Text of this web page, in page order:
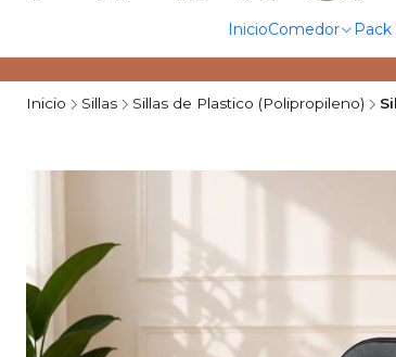
InicioComedor Pack
Inicio Sillas Sillas de Plastico (Polipropileno)